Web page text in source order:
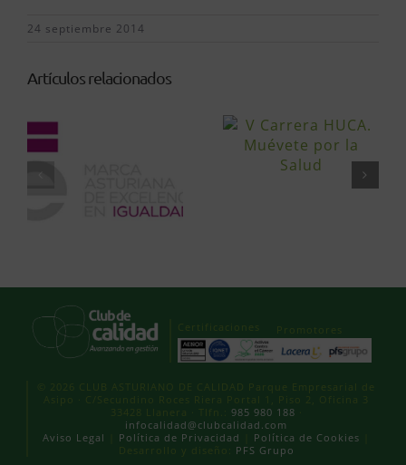
24 septiembre 2014
Artículos relacionados
Certificaciones Promotores
© 2026 CLUB ASTURIANO DE CALIDAD Parque Empresarial de
Asipo · C/Secundino Roces Riera Portal 1, Piso 2, Oficina 3
33428 Llanera · Tlfn.: 985 980 188
infocalidad@clubcalidad.com
Aviso Legal
Política de Privacidad Política de Cookies
Desarrollo y diseño:
PFS Grupo